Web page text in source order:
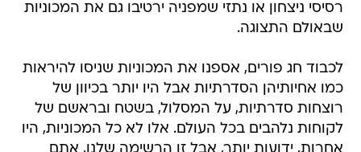
רסיסי ניצחון או נתזי שמפניה ירטיבו גם את המכוניות
שבאולם התצוגה.
לכבוד חג פורים, אספנו את המכוניות שניסו להיראות
כמו אחיותיהן הסדרתיות אבל היו יותר בכיוון של
רוצחות סדרתיות, על המסלול, בשטח ובראשם של
לקוחות נלהבים בכל העולם. אלו לא כל המכוניות, היו